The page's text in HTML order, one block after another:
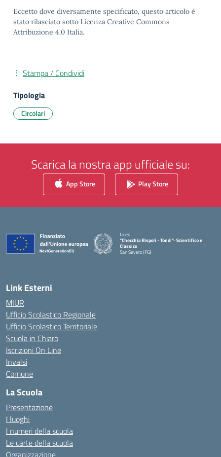
Eccetto dove diversamente specificato, questo articolo è
stato rilasciato sotto Licenza Creative Commons
Attribuzione 4.0 Italia.
Stampa / Condividi
Tipologia
Circolari
Scarica la nostra app ufficiale su:
App Store Play Store
Liceo
"Checchia Rispoli - Tondi"- Scientifico e
Classico
San Severo (FG)
Link Esterni
MIUR
Ufficio Scolastico Regionale
Ufficio Scolastico Territoriale
Scuola in Chiaro
Iscrizioni On Line
Invalsi
Comune
La Scuola
Presentazione
I luoghi
I numeri della scuola
Le carte della scuola
Organizzazione